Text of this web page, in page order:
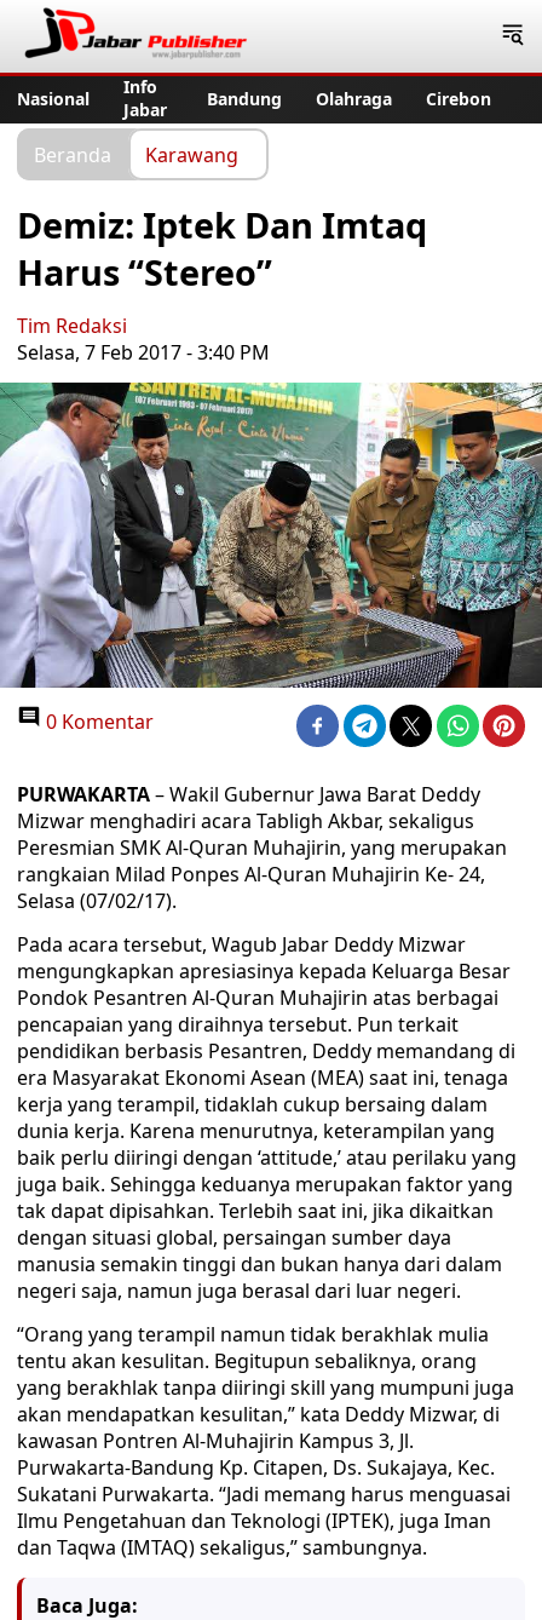
Nasional
Info
Jabar
Bandung Olahraga Cirebon
Beranda Karawang
Demiz: Iptek Dan Imtaq
Harus “Stereo”
Tim Redaksi
Selasa, 7 Feb 2017 - 3:40 PM
0 Komentar
PURWAKARTA– Wakil Gubernur Jawa Barat Deddy
Mizwar menghadiri acara Tabligh Akbar, sekaligus
Peresmian SMK Al-Quran Muhajirin, yang merupakan
rangkaian Milad Ponpes Al-Quran Muhajirin Ke- 24,
Selasa (07/02/17).
Pada acara tersebut, Wagub Jabar Deddy Mizwar
mengungkapkan apresiasinya kepada Keluarga Besar
Pondok Pesantren Al-Quran Muhajirin atas berbagai
pencapaian yang diraihnya tersebut. Pun terkait
pendidikan berbasis Pesantren, Deddy memandang di
era Masyarakat Ekonomi Asean (MEA) saat ini, tenaga
kerja yang terampil, tidaklah cukup bersaing dalam
dunia kerja. Karena menurutnya, keterampilan yang
baik perlu diiringi dengan ‘attitude,’ atau perilaku yang
juga baik. Sehingga keduanya merupakan faktor yang
tak dapat dipisahkan. Terlebih saat ini, jika dikaitkan
dengan situasi global, persaingan sumber daya
manusia semakin tinggi dan bukan hanya dari dalam
negeri saja, namun juga berasal dari luar negeri.
“Orang yang terampil namun tidak berakhlak mulia
tentu akan kesulitan. Begitupun sebaliknya, orang
yang berakhlak tanpa diiringi skill yang mumpuni juga
akan mendapatkan kesulitan,” kata Deddy Mizwar, di
kawasan Pontren Al-Muhajirin Kampus 3, Jl.
Purwakarta-Bandung Kp. Citapen, Ds. Sukajaya, Kec.
Sukatani Purwakarta. “Jadi memang harus menguasai
Ilmu Pengetahuan dan Teknologi (IPTEK), juga Iman
dan Taqwa (IMTAQ) sekaligus,” sambungnya.
Baca Juga: